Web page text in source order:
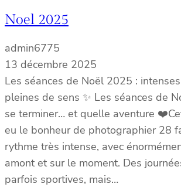
Noel 2025
admin6775
13 décembre 2025
Les séances de Noël 2025 :
pleines de sens ✨ Les séances de
se terminer… et quelle aventure
eu le bonheur de photographier 28
rythme très intense, avec
amont et sur le moment. Des
parfois sportives, mais…